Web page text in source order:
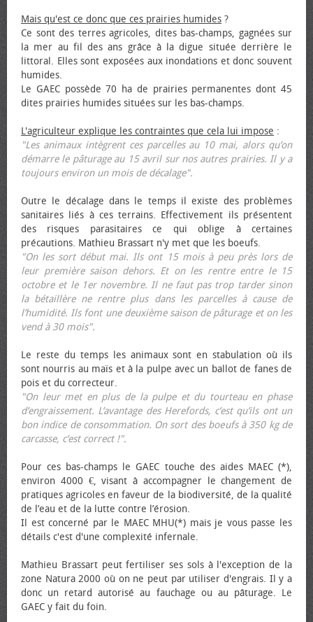
Mais qu'est ce donc que ces prairies humides ?
Ce sont des terres agricoles, dites bas-champs, gagnées sur
la mer au fil des ans grâce à la digue située derrière le
littoral. Elles sont exposées aux inondations et donc souvent
humides.
Le GAEC possède 70 ha de prairies permanentes dont 45
dites prairies humides situées sur les bas-champs.
L'agriculteur explique les contraintes que cela lui impose :
"Les animaux intègrent ces parcelles au 10 mai, alors qu’on
démarre le pâturage au 15 avril sur nos autres prairies. Il y a
toujours environ un mois de décalage".
Outre le décalage dans le temps il existe des problèmes
sanitaires liés à ces terrains. Effectivement ils présentent
des risques parasitaires ce qui oblige à certaines
précautions. Mathieu Brassart n'y met que les bœufs.
"On les sort début mai. Ils ont 15 mois à peu près lors de
leur première saison dehors. Et on les rentre entre le 15
octobre et le 1er novembre. Il ne faut pas trop tarder sinon
la bétaillère ne rentre plus dans les parcelles à cause de
l’humidité. Ils font une deuxième saison de pâturage et on les
vend à 30 mois".
Le reste du temps les animaux sont en stabulation où ils
sont nourris au maïs et à la pulpe avec un ballot de fanes de
pois et du correcteur.
"On leur met en plus de la pulpe et du tourteau en phase
d’engraissement. L’avantage des Herefords, c’est qu’ils ont un
bon indice de consommation. On sort des bœufs à 350 kg de
carcasse, c’est correct !".
Pour ces bas-champs le GAEC touche des aides MAEC (*),
environ 4000 €, visant à accompagner le changement de
pratiques agricoles en faveur de la biodiversité, de la qualité
de l’eau et de la lutte contre l’érosion.
Il est concerné par le MAEC MHU(*) mais je vous passe les
détails c'est d'une complexité infernale.
Mathieu Brassart peut fertiliser ses sols à l'exception de la
zone Natura 2000 où on ne peut par utiliser d'engrais. Il y a
donc un retard autorisé au fauchage ou au pâturage. Le
GAEC y fait du foin.